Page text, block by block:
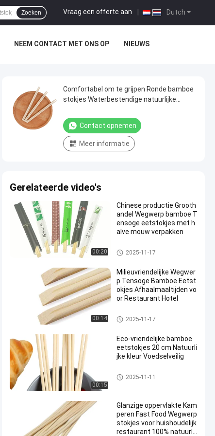
Dutch
Vraag een offerte aan
Zoeken
NEEM CONTACT MET ONS OP NIEUWS
Comfortabel om te grijpen Ronde bamboe
stokjes Waterbestendige natuurlijke
Contact opnemen
Meer informatie
Gerelateerde video's
00:20
Chinese productie Grooth
andel Wegwerp bamboe T
ensoge eetstokjes met h
alve mouw verpakken
Beschikbare bamboeeetstokje
s
2025-11-17
00:14
Milieuvriendelijke Wegwer
p Tensoge Bamboe Eetst
okjes Afhaalmaaltijden vo
or Restaurant Hotel
Eetstokjes van bamboe van Te
nsoge
2025-11-17
00:15
Eco-vriendelijke bamboe
eetstokjes 20 cm Natuurli
jke kleur Voedselveilig
Ronde bamboe eetstokjes
2025-11-11
Glanzige oppervlakte Kam
peren Fast Food Wegwerp
stokjes voor huishoudelijk
restaurant 100% natuurlij